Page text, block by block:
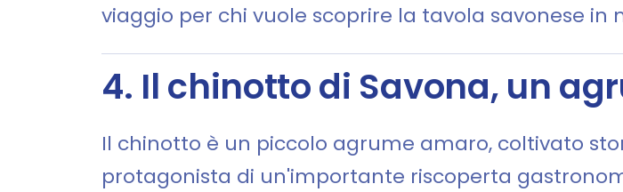
viaggio per chi vuole scoprire la tavola savonese in
4. Il chinotto di Savona, un
Il chinotto è un piccolo agrume amaro, coltivato
protagonista di un'importante riscoperta